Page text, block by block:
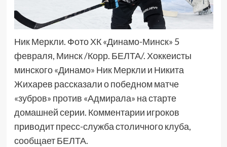
Ник Меркли. Фото ХК «Динамо-Минск» 5
февраля, Минск /Корр. БЕЛТА/. Хоккеисты
минского «Динамо» Ник Меркли и Никита
Жихарев рассказали о победном матче
«зубров» против «Адмирала» на старте
домашней серии. Комментарии игроков
приводит пресс-служба столичного клуба,
сообщает БЕЛТА.